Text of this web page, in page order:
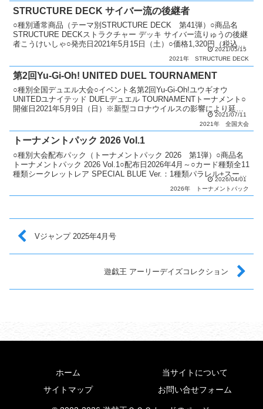
STRUCTURE DECK サイバー流の後継者
○種別通常商品（テーマ別STRUCTURE DECK 第41弾）○商品名
STRUCTURE DECKストラクチャー デッキ サイバー流りゅうの後継
者こうけいしゃ○発売日2021年5月15日（土）○価格1,320円（税込）
2021/05/15
2021年
STRUCTURE DECK
第2回Yu-Gi-Oh! UNITED DUEL TOURNAMENT
○種別全国デュエル大会○イベント名第2回Yu-Gi-Oh!ユウギオウ
UNITEDユナイテッド DUELデュエル TOURNAMENTトーナメント○
開催日2021年5月9日（日）※新型コロナウイルスの影響により延期
2021/07/11
2021年
全国大会
トーナメントパック 2026 Vol.1
○種別大会配布パック（トーナメントパック 2026 第1弾）○商品名
トーナメントパック 2026 Vol.1○配布日2026年4月～○カード種類全11
種類シークレットレア SPECIAL BLUE Ver.：1種類パラレル+スーパ
2026/04/01
2026年
トーナメントパック
Vジャンプ 2025年4月号
遊戯王 アーリーデイズコレクション
ホーム
当サイトについて
サイトマップ
お問い合せフォーム